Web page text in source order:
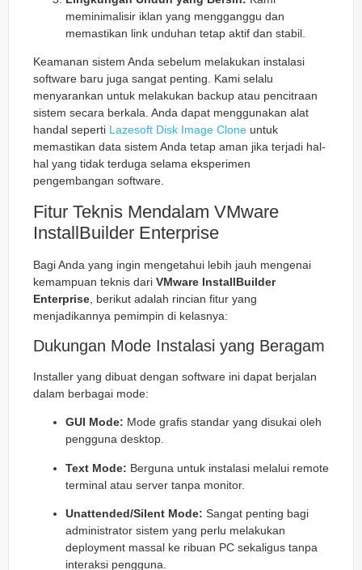
meminimalisir iklan yang mengganggu dan
memastikan link unduhan tetap aktif dan stabil.
Keamanan sistem Anda sebelum melakukan instalasi
software baru juga sangat penting. Kami selalu
menyarankan untuk melakukan backup atau pencitraan
sistem secara berkala. Anda dapat menggunakan alat
handal seperti Lazesoft Disk Image Clone untuk
memastikan data sistem Anda tetap aman jika terjadi hal-
hal yang tidak terduga selama eksperimen
pengembangan software.
Fitur Teknis Mendalam VMware
InstallBuilder Enterprise
Bagi Anda yang ingin mengetahui lebih jauh mengenai
kemampuan teknis dari VMware InstallBuilder
Enterprise , berikut adalah rincian fitur yang
menjadikannya pemimpin di kelasnya:
Dukungan Mode Instalasi yang Beragam
Installer yang dibuat dengan software ini dapat berjalan
dalam berbagai mode:
GUI Mode: Mode grafis standar yang disukai oleh
pengguna desktop.
Text Mode: Berguna untuk instalasi melalui remote
terminal atau server tanpa monitor.
Unattended/Silent Mode: Sangat penting bagi
administrator sistem yang perlu melakukan
deployment massal ke ribuan PC sekaligus tanpa
interaksi pengguna.